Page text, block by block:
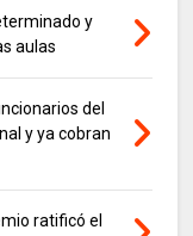
y
aulas
del
y ya cobran
ratificó el